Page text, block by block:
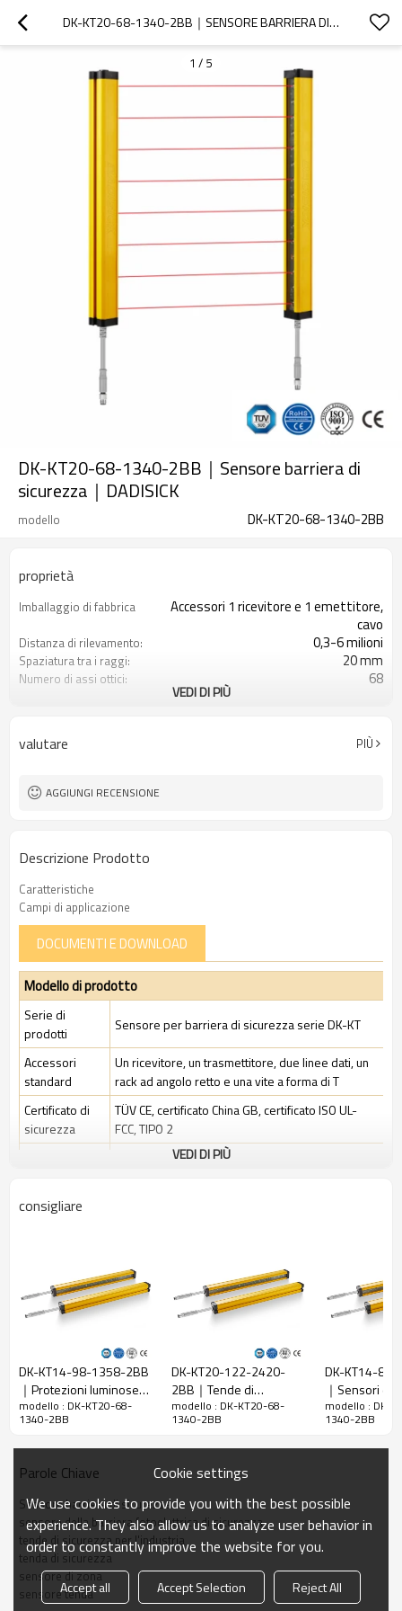
DK-KT20-68-1340-2BB｜SENSORE BARRIERA DI SICUREZZA｜DADISICK
1 / 5
DK-KT20-68-1340-2BB｜Sensore barriera di
sicurezza｜DADISICK
modello DK-KT20-68-1340-2BB
proprietà
Imballaggio di fabbrica
Accessori 1 ricevitore e 1 emettitore,
cavo
Distanza di rilevamento: 0,3-6 milioni
Spaziatura tra i raggi: 20 mm
Numero di assi ottici: 68
Spina di interfaccia Dotato di connettore M8
VEDI DI PIÙ
valutare PIÙ
AGGIUNGI RECENSIONE
Descrizione Prodotto
Caratteristiche
Campi di applicazione
DOCUMENTI E DOWNLOAD
Modello di prodotto
Serie di
prodotti
Sensore per barriera di sicurezza serie DK-KT
Accessori
standard
Un ricevitore, un trasmettitore, due linee dati, un
rack ad angolo retto e una vite a forma di T
Certificato di
sicurezza
TÜV CE, certificato China GB, certificato ISO UL-
FCC, TIPO 2
Caratteristiche
Rileva la
precisione
28 mm
68
Raggio
d'azione
1340 mm
prodotto
del ricevitore.
Distanza di
rilevamento
30-6000 mm
Tempo di
risposta
≤15 ms
Dati meccanici
VEDI DI PIÙ
consigliare
DK-KT14-98-1358-2BB
｜Protezioni luminose
per presse piegatrici｜
DADISICK
modello : DK-KT20-68-
1340-2BB
DK-KT20-122-2420-
2BB｜Tende di
sicurezza per l'industria
｜DADISICK
modello : DK-KT20-68-
1340-2BB
DK-KT14-
｜Sensori di
per macchine
modello : DK-
1340-2BB
Parole Chiave
Sensore barriera di sicurezza
sensore della barriera fotoelettrica di sicurezza
tende di sicurezza per l'industria
tenda di sicurezza
sensore di zona
sensore tenda
Cookie settings
We use cookies to provide you with the best possible
experience. They also allow us to analyze user behavior in
order to constantly improve the website for you.
Accept all Accept Selection Reject All